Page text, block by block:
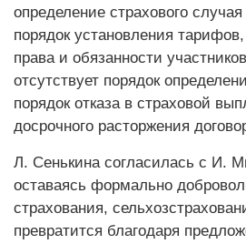
определение страхового
порядок установления
права и обязанности
отсутствует порядок
порядок отказа в страховой
досрочного расторжения
Л. Сенькина согласилась с И.
оставаясь формально
страхования,
превратится благодаря